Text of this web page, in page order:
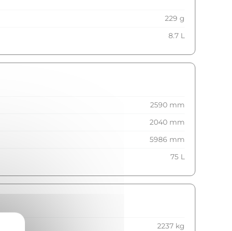
229 g
8.7 L
2590 mm
2040 mm
5986 mm
75 L
2237 kg